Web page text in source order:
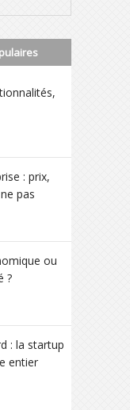
: prix,
pas
ou
?
: la startup
entier